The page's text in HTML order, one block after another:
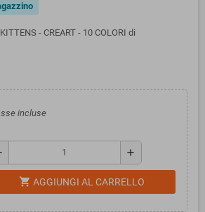
- CREART - 10 COLORI di
incluse
add
shopping_cart AGGIUNGI AL CARRELLO